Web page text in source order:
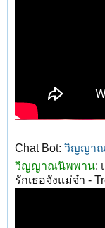
Chat Bot: วิญญา
วิญญาณนิพพาน:
รักเธอจังแม่จ๋า -